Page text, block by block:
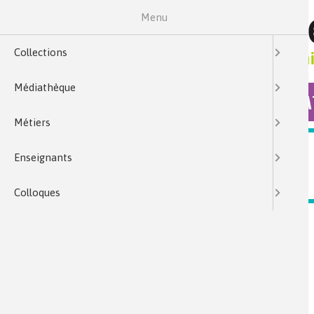
VIDÉOS PAR MÉTIER
Menu
Collections
Médiathèque
Métiers
Enseignants
Colloques